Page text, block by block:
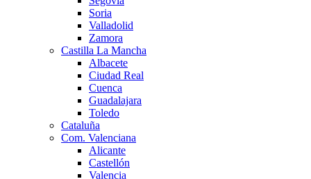
Soria
Valladolid
Zamora
Castilla La Mancha
Albacete
Ciudad Real
Cuenca
Guadalajara
Toledo
Cataluña
Com. Valenciana
Alicante
Castellón
Valencia